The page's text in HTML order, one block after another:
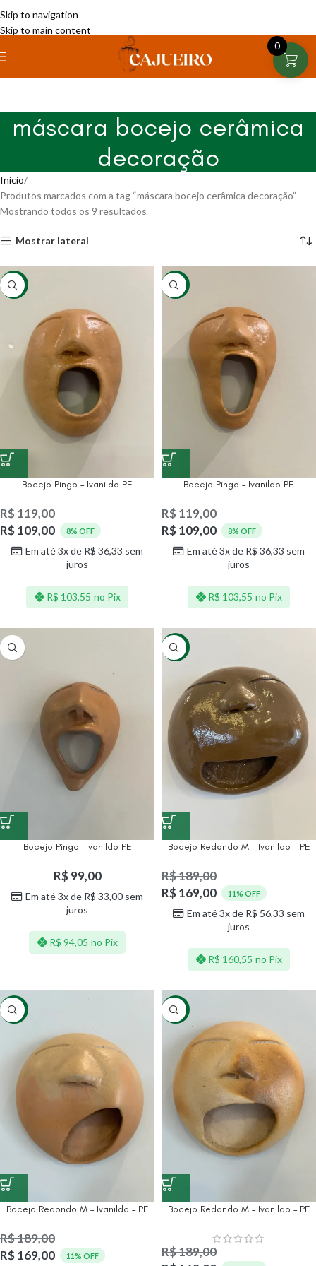
Skip to navigation
Skip to main content
máscara bocejo cerâmica
decoração
Início
Produtos marcados com a tag “máscara bocejo cerâmica decoração”
Mostrando todos os 9 resultados
Mostrar lateral
-8%
Bocejo Pingo – Ivanildo PE
R$119,00
R$109,00 8% OFF
Em até 3x de R$ 36,33 sem
juros
R$ 103,55 no Pix
-8%
Bocejo Pingo – Ivanildo PE
R$119,00
R$109,00 8% OFF
Em até 3x de R$ 36,33 sem
juros
R$ 103,55 no Pix
Bocejo Pingo- Ivanildo PE
R$99,00
Em até 3x de R$ 33,00sem
juros
R$ 94,05 no Pix
-11%
Bocejo Redondo M – Ivanildo – PE
R$189,00
R$169,00 11% OFF
Em até 3x de R$ 56,33 sem
juros
R$ 160,55 no Pix
-11%
Bocejo Redondo M – Ivanildo – PE
R$189,00
R$169,00 11% OFF
-11%
Bocejo Redondo M – Ivanildo – PE
R$189,00
0